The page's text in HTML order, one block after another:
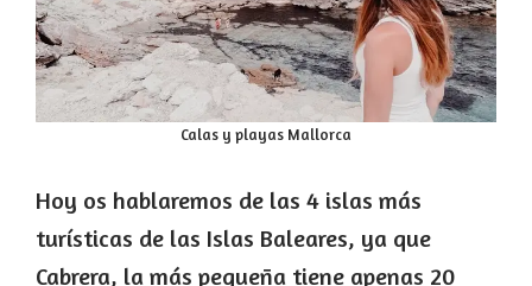
Calas y playas Mallorca
Hoy os hablaremos de las 4 islas más
turísticas de las Islas Baleares, ya que
Cabrera, la más pequeña tiene apenas 20